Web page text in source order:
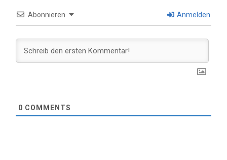
Abonnieren Anmelden
0 COMMENTS